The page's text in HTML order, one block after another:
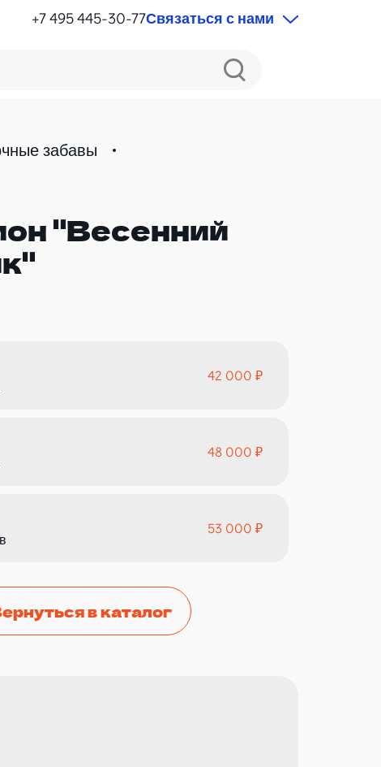
+7 495 445-30-77Связаться с нами
забавы
"Весенний
42 000 ₽
48 000 ₽
53 000 ₽
в каталог